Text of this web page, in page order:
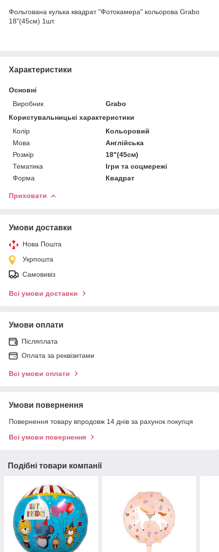
Фольгована кулька квадрат "Фотокамера" кольорова Grabo
18"(45см) 1шт.
Характеристики
Основні
Виробник
Grabo
Користувальницькі характеристики
Колір
Кольоровий
Мова
Англійська
Розмір
18"(45см)
Тематика
Ігри та соцмережі
Форма
Квадрат
Приховати
Умови доставки
Нова Пошта
Укрпошта
Самовивіз
Всі умови доставки
Умови оплати
Післяплата
Оплата за реквізитами
Всі умови оплати
Умови повернення
Повернення товару впродовж 14 днів за рахунок покупця
Всі умови повернення
Подібні товари компанії